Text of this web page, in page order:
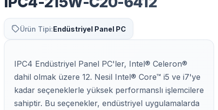
Ürün Tipi:Endüstriyel Panel PC
IPC4 Endüstriyel Panel PC'ler, Intel® Celeron®
dahil olmak üzere 12. Nesil Intel® Core™ i5 ve i7'ye
kadar seçeneklerle yüksek performanslı işlemcilere
sahiptir. Bu seçenekler, endüstriyel uygulamalarda